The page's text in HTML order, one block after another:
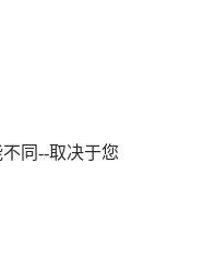
同--取决于您